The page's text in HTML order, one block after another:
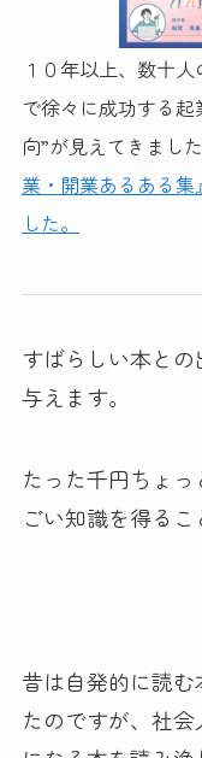
１０年以上、数十
で徐々に成功する
向”が見えてきました
業・開業あるある
した。
すばらしい本と
与えます。
たった千円ちょ
ごい知識を得るこ
昔は自発的に読
たのですが、社